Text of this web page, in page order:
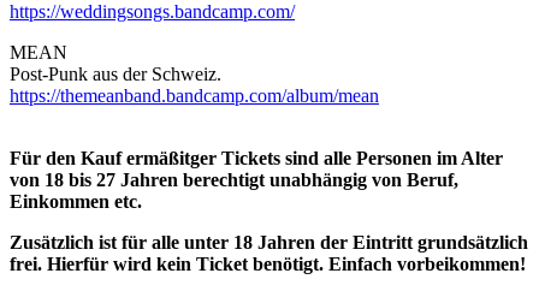
https://weddingsongs.bandcamp.com/
MEAN
Post-Punk aus der Schweiz.
https://themeanband.bandcamp.com/album/mean
Für den Kauf ermäßitger Tickets sind alle Personen im Alter
von 18 bis 27 Jahren berechtigt unabhängig von Beruf,
Einkommen etc.
Zusätzlich ist für alle unter 18 Jahren der Eintritt grundsätzlich
frei. Hierfür wird kein Ticket benötigt. Einfach vorbeikommen!